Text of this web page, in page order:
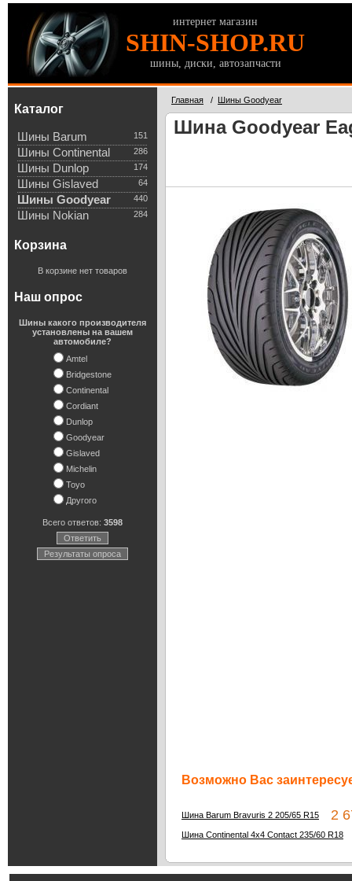
интернет магазин
SHIN-SHOP.RU
шины, диски, автозапчасти
Каталог
151
Шины Barum
286
Шины Continental
174
Шины Dunlop
64
Шины Gislaved
440
Шины Goodyear
284
Шины Nokian
Корзина
В корзине нет товаров
Наш опрос
Шины какого производителя
установлены на вашем
автомобиле?
Amtel
Bridgestone
Continental
Cordiant
Dunlop
Goodyear
Gislaved
Michelin
Toyo
Другого
Всего ответов: 3598
Ответить
Результаты опроса
Главная / Шины Goodyear
Шина Goodyear
Возможно Вас
Шина Barum Bravuris 2 205/65 R15 2
Шина Continental 4x4 Contact 235/60 R18